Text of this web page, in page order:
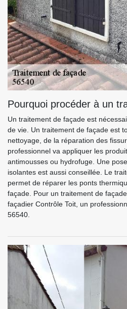
Pourquoi procéder à un
Un traitement de façade est
de vie. Un traitement de façade est
nettoyage, de la réparation des
professionnel va appliquer les
antimousses ou hydrofuge. Une
isolantes est aussi conseillée. Le
permet de réparer les ponts
façade. Pour un traitement de
façadier Contrôle Toit, un
56540.